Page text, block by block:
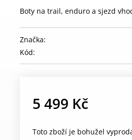
Boty na trail, enduro a sjezd
Značka:
Kód:
5 499 Kč
Toto zboží je bohužel